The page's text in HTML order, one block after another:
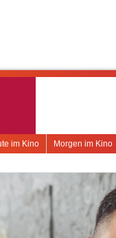
Morgen im Kino
im Kino